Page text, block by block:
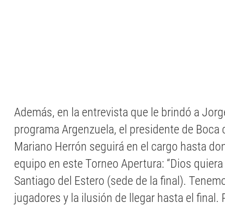
Además, en la entrevista que le brindó a
programa Argenzuela, el presidente de Boca
Mariano Herrón seguirá en el cargo hasta
equipo en este Torneo Apertura: “Dios
Santiago del Estero (sede de la final).
jugadores y la ilusión de llegar hasta el final.